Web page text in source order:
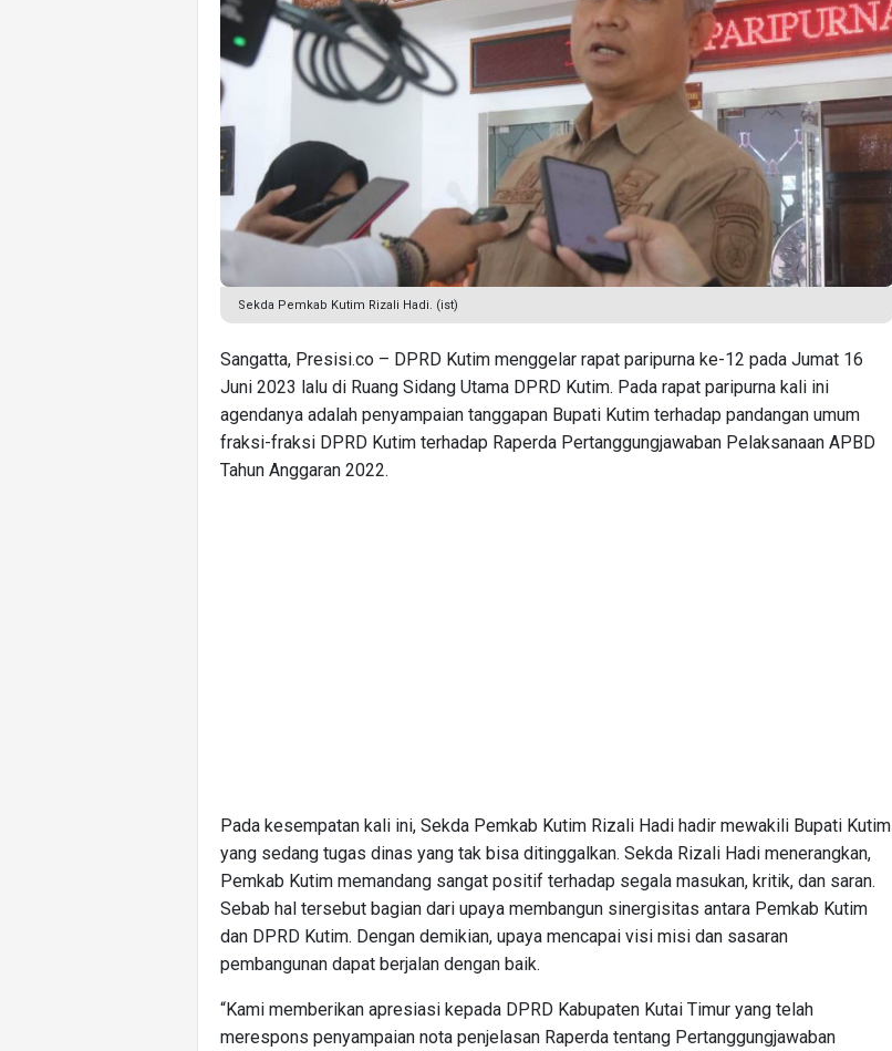
Sekda Pemkab Kutim Rizali Hadi. (ist)
Sangatta, Presisi.co – DPRD Kutim menggelar rapat paripurna ke-12 pada Jumat 16
Juni 2023 lalu di Ruang Sidang Utama DPRD Kutim. Pada rapat paripurna kali ini
agendanya adalah penyampaian tanggapan Bupati Kutim terhadap pandangan umum
fraksi-fraksi DPRD Kutim terhadap Raperda Pertanggungjawaban Pelaksanaan APBD
Tahun Anggaran 2022.
Pada kesempatan kali ini, Sekda Pemkab Kutim Rizali Hadi hadir mewakili Bupati Kutim
yang sedang tugas dinas yang tak bisa ditinggalkan. Sekda Rizali Hadi menerangkan,
Pemkab Kutim memandang sangat positif terhadap segala masukan, kritik, dan saran.
Sebab hal tersebut bagian dari upaya membangun sinergisitas antara Pemkab Kutim
dan DPRD Kutim. Dengan demikian, upaya mencapai visi misi dan sasaran
pembangunan dapat berjalan dengan baik.
“Kami memberikan apresiasi kepada DPRD Kabupaten Kutai Timur yang telah
merespons penyampaian nota penjelasan Raperda tentang Pertanggungjawaban